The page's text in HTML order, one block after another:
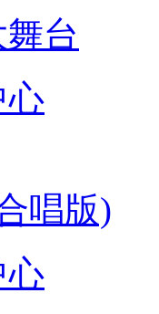
台
心
唱版)
心